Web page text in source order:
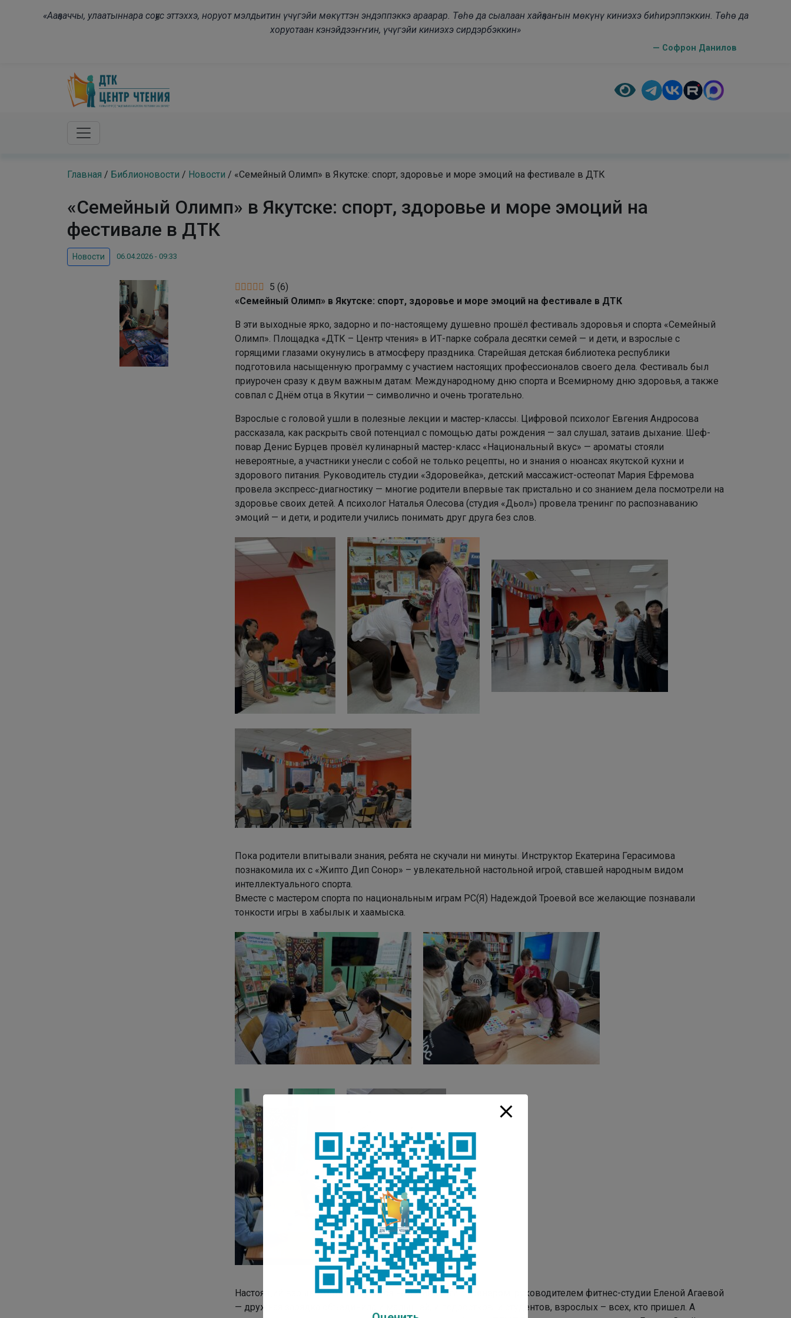
«Ааҕааччы, улаатыннара соҕус эттэххэ, норуот мэлдьитин үчүгэйи мөкүттэн эндэппэккэ араарар. Төһө да сыалаан хайҕааҥын мөкүнү киниэхэ биһирэппэккин. Төһө да
хоруотаан кэнэйдээҥҥин, үчүгэйи киниэхэ сирдэрбэккин»
— Софрон Данилов
Главная / Библионовости / Новости / «Семейный Олимп» в Якутске: спорт, здоровье и море эмоций на фестивале в ДТК
«Семейный Олимп» в Якутске: спорт, здоровье и море эмоций на
фестивале в ДТК
Новости 06.04.2026 - 09:33
5 (6)
«Семейный Олимп» в Якутске: спорт, здоровье и море эмоций на фестивале в ДТК
В эти выходные ярко, задорно и по-настоящему душевно прошёл фестиваль здоровья и спорта «Семейный
Олимп». Площадка «ДТК – Центр чтения» в ИТ-парке собрала десятки семей — и дети, и взрослые с
горящими глазами окунулись в атмосферу праздника. Старейшая детская библиотека республики
подготовила насыщенную программу с участием настоящих профессионалов своего дела. Фестиваль был
приурочен сразу к двум важным датам: Международному дню спорта и Всемирному дню здоровья, а также
совпал с Днём отца в Якутии — символично и очень трогательно.
Взрослые с головой ушли в полезные лекции и мастер-классы. Цифровой психолог Евгения Андросова
рассказала, как раскрыть свой потенциал с помощью даты рождения — зал слушал, затаив дыхание. Шеф-
повар Денис Бурцев провёл кулинарный мастер-класс «Национальный вкус» — ароматы стояли
невероятные, а участники унесли с собой не только рецепты, но и знания о нюансах якутской кухни и
здорового питания. Руководитель студии «Здоровейка», детский массажист-остеопат Мария Ефремова
провела экспресс-диагностику — многие родители впервые так пристально и со знанием дела посмотрели на
здоровье своих детей. А психолог Наталья Олесова (студия «Дьол») провела тренинг по распознаванию
эмоций — и дети, и родители учились понимать друг друга без слов.
Пока родители впитывали знания, ребята не скучали ни минуты. Инструктор Екатерина Герасимова
познакомила их с «Жипто Дип Сонор» – увлекательной настольной игрой, ставшей народным видом
интеллектуального спорта.
Вместе с мастером спорта по национальным играм РС(Я) Надеждой Троевой все желающие познавали
тонкости игры в хабылык и хаамыска.
Настоящий взрыв эмоций случился на активности с тренером, руководителем фитнес-студии Еленой Агаевой
— дружная зарядка объединила и малышей, и подростков, и студентов, взрослых – всех, кто пришел. А